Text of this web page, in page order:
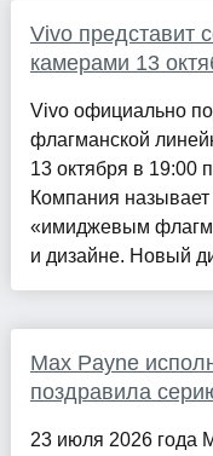
Vivo представит
камерами 13
Vivo официально
флагманской
13 октября в 19:00
Компания
«имиджевым
и дизайне. Новый
Max Payne
поздравила
23 июля 2026 года